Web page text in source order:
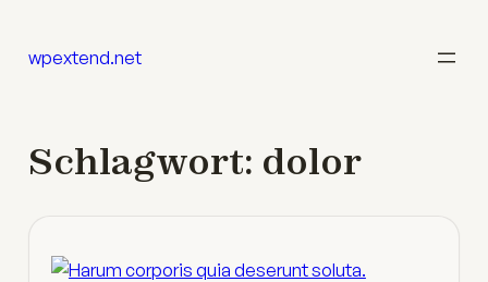
Inhalt
wpextend.net
Schlagwort: dolor